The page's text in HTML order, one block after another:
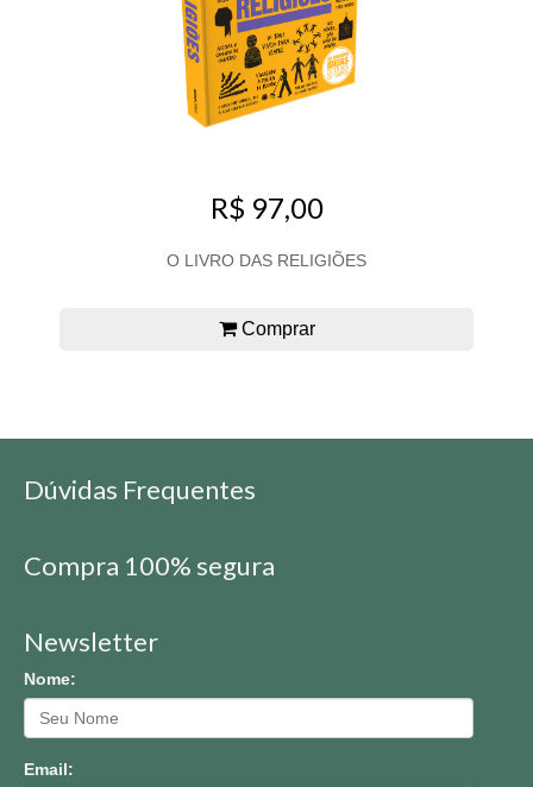
R$ 97,00
O LIVRO DAS RELIGIÕES
Comprar
Dúvidas Frequentes
Compra 100% segura
Newsletter
Nome:
Email: